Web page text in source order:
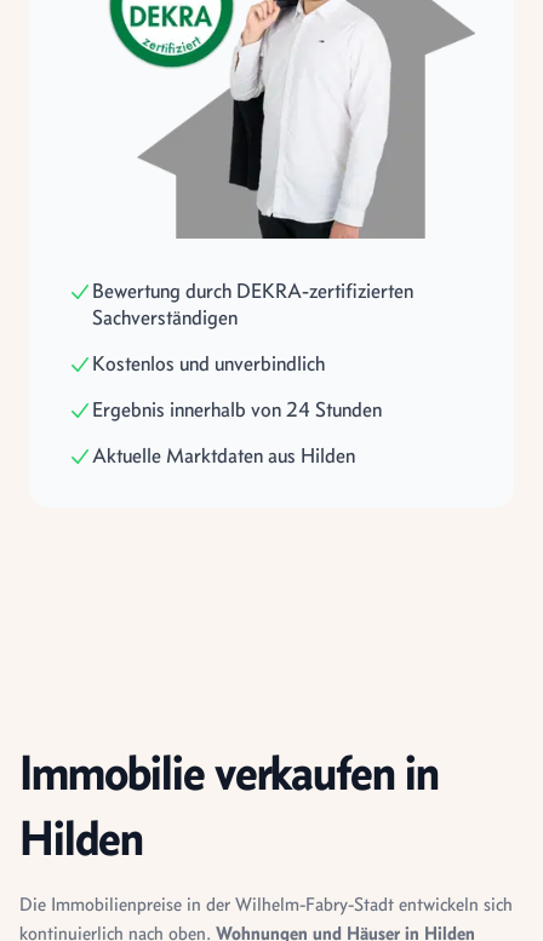
Bewertung durch DEKRA-zertifizierten
Sachverständigen
Kostenlos und unverbindlich
Ergebnis innerhalb von 24 Stunden
Aktuelle Marktdaten aus Hilden
Immobilie verkaufen in
Hilden
Die Immobilienpreise in der Wilhelm-Fabry-Stadt entwickeln sich
kontinuierlich nach oben. Wohnungen und Häuser in Hilden